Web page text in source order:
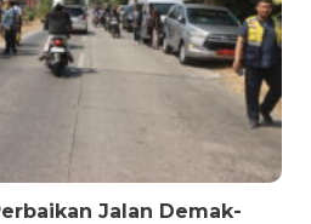
Jalan Demak-